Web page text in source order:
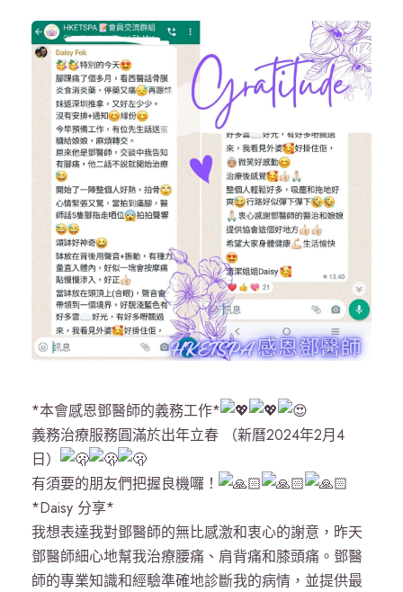
*本會感恩鄧醫師的義務工作*
義務治療服務圓滿於出年立春 （新曆2024年2月4
日）
有須要的朋友們把握良機囉！
*Daisy 分享*
我想表達我對鄧醫師的無比感激和衷心的謝意，昨天
鄧醫師細心地幫我治療腰痛、肩背痛和膝頭痛。鄧醫
師的專業知識和經驗準確地診斷我的病情，並提供最